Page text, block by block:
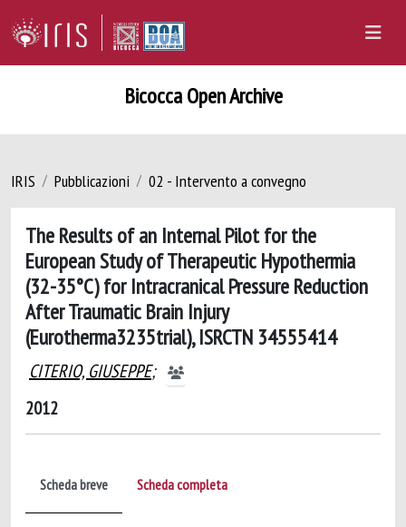
Bicocca Open Archive
IRIS Pubblicazioni 02 - Intervento a convegno
The Results of an Internal Pilot for the
European Study of Therapeutic Hypothermia
(32-35°C) for Intracranical Pressure Reduction
After Traumatic Brain Injury
(Eurotherma3235trial), ISRCTN 34555414
CITERIO, GIUSEPPE;
2012
Scheda breve Scheda completa